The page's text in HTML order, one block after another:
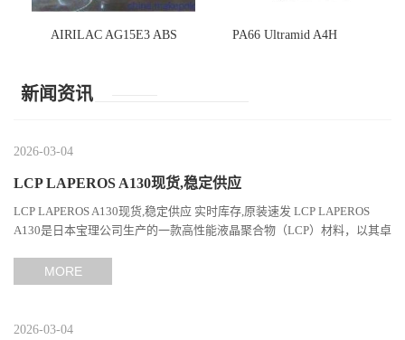
AIRILAC AG15E3 ABS PA66 Ultramid A4H
新闻资讯
2026-03-04
LCP LAPEROS A130现货,稳定供应
LCP LAPEROS A130现货,稳定供应 实时库存,原装速发 LCP LAPEROS
A130是日本宝理公司生产的一款高性能液晶聚合物（LCP）材料，以其卓
MORE
2026-03-04